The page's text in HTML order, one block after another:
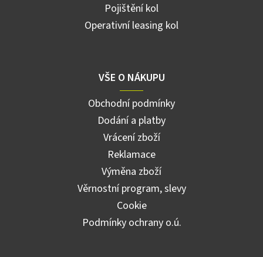
Pojištění kol
Operativní leasing kol
VŠE O NÁKUPU
Obchodní podmínky
Dodání a platby
Vrácení zboží
Reklamace
Výměna zboží
Věrnostní program, slevy
Cookie
Podmínky ochrany o.ú.